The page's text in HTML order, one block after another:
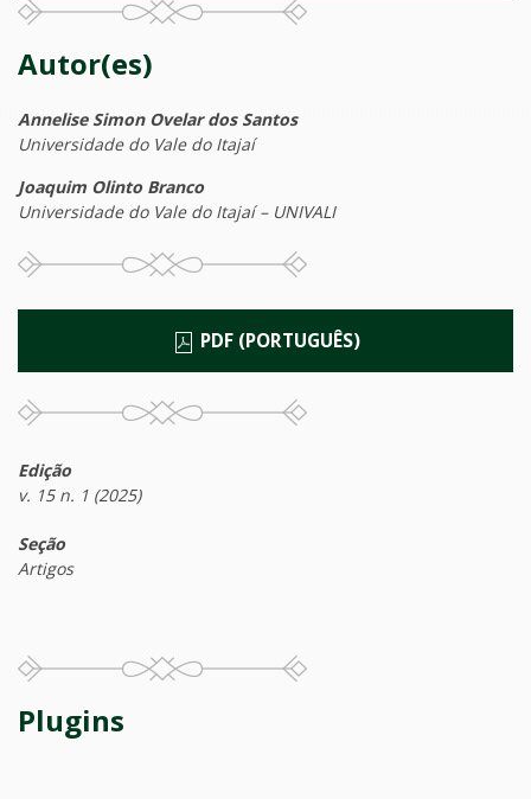
Autor(es)
Annelise Simon Ovelar dos Santos
Universidade do Vale do Itajaí
Joaquim Olinto Branco
Universidade do Vale do Itajaí – UNIVALI
PDF (PORTUGUÊS)
Edição
v. 15 n. 1 (2025)
Seção
Artigos
Plugins